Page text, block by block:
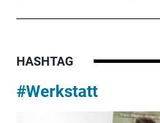
HASHTAG
#Werkstatt